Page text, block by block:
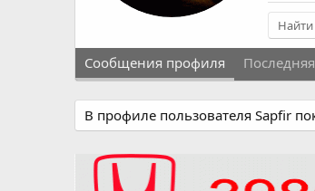
Найти
Сообщения профиля
В профиле пользователя Sapfir